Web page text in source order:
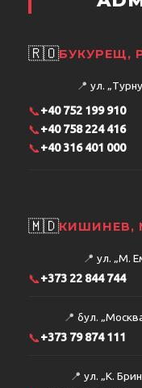
🇷🇴БУКУРЕЩ,
📍 ул.
📞+40 752 199 910
📞+40 758 224 416
📞+40 316 401 000
🇲🇩КИШИНЕВ,
📍 ул. „М.
📞+373 22 844 744
📍 бул.
📞+373 79 874 111
📍 ул. „К.